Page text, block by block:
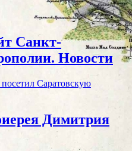
Санкт-
Новости
Саратовскую
Димитрия